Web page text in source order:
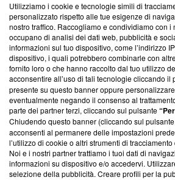
Questa sezione offre informazioni
News, sui nostri processi editoriali e su
creare news di qualità. Inoltre, afferma la
‘Trust Project - News with Integrity’
ancora membro del programma, ma ha
parte; Trust Project non ha ancora
conformità agli standard.
Su di noi
Team editoriale
Corporate
Utilizziamo i cookie e tecnologie simili di
personalizzato rispetto alle tue esigenze di
nostro traffico. Raccogliamo e condividiamo con i
occupano di analisi dei dati web, pubblicità e
informazioni sul tuo dispositivo, come l’indirizzo
dispositivo, i quali potrebbero combinarle con
fornito loro o che hanno raccolto dal tuo utilizzo
acconsentire all’uso di tali tecnologie cliccando il
presente su questo banner oppure
eventualmente negando il consenso al
parte dei partner terzi, cliccando sul pulsante
Chiudendo questo banner (cliccando sul pulsante
acconsenti al permanere delle impostazioni
l’utilizzo di cookie o altri strumenti di
Noi e i nostri partner trattiamo i tuoi dati di
informazioni su dispositivo e/o accedervi.
selezione della pubblicità. Creare profili per la